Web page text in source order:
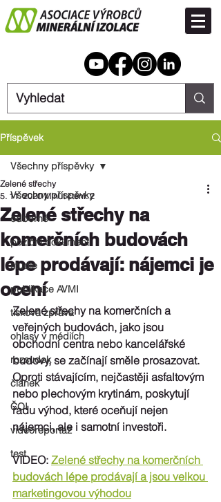
Příspěvek
Všechny příspěvky
odborné
poziční dokument
studie
publikace AVMI
tisková zpráva
ohlasy v médiích
rozsudek
článek
ČOI
videoreportáž
test
Všechny příspěvky
Zelené střechy na
komerčních budovách
lépe prodávají: nájemci je
ocení
Zelené střechy
5. 11. 2020 Minut čtení: 2
Zelené střechy na komerčních a
veřejných budovách, jako jsou
obchodní centra nebo kancelářské
budovy, se začínají směle prosazovat.
Oproti stávajícím, nejčastěji asfaltovým
nebo plechovým krytinám, poskytují
řadu výhod, které oceňují nejen
nájemci, ale i samotní investoři.
VIDEO: Zelené střechy na komerčních
budovách lépe prodávají a jsou velkou
marketingovou výhodou